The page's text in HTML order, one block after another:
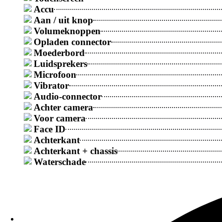
Galaxy S
Populaire Reparaties
Samsung Galaxy batterij vervangingsprijs
Samsung Galaxy-scherm Vervangingsprijs
Samsung reparatieprijs na vochtprobleem
Samsung Galaxy oplaadconnector
Accu
Aan / uit knop
Volumeknoppen
Opladen connector
Moederbord
Luidsprekers
Microfoon
Vibrator
Audio-connector
Achter camera
Voor camera
Face ID
Achterkant
Achterkant + chassis
Waterschade